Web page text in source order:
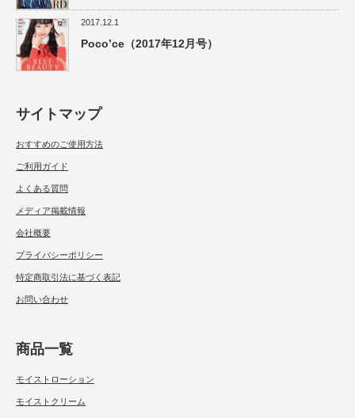
2017.12.1
Poco’ce（2017年12月号）
サイトマップ
おすすめのご使用方法
ご利用ガイド
よくある質問
メディア掲載情報
会社概要
プライバシーポリシー
特定商取引法に基づく表記
お問い合わせ
商品一覧
モイストローション
モイストクリーム